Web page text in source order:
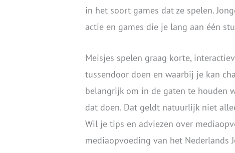
in het soort games dat ze spelen.
actie en games die je lang aan één
Meisjes spelen graag korte,
tussendoor doen en waarbij je kan
belangrijk om in de gaten te houden
dat doen. Dat geldt natuurlijk niet
Wil je tips en adviezen over
mediaopvoeding van het Nederlands